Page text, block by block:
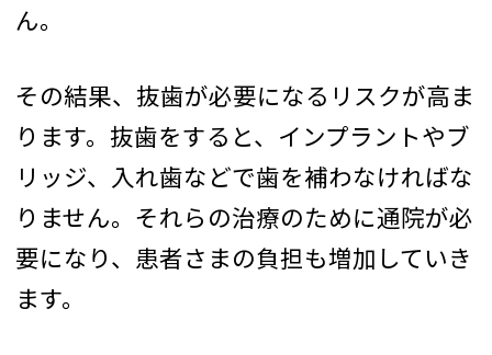
ん。
その結果、抜歯が必要になるリスクが高ま
ります。抜歯をすると、インプラントやブ
リッジ、入れ歯などで歯を補わなければな
りません。それらの治療のために通院が必
要になり、患者さまの負担も増加していき
ます。